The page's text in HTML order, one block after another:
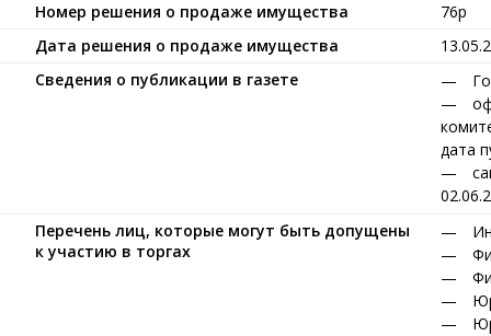
Номер решения о продаже имущества
76р
Дата решения о продаже имущества
Сведения о публикации в газете
дата
Перечень лиц, которые могут быть допущены
к участию в торгах